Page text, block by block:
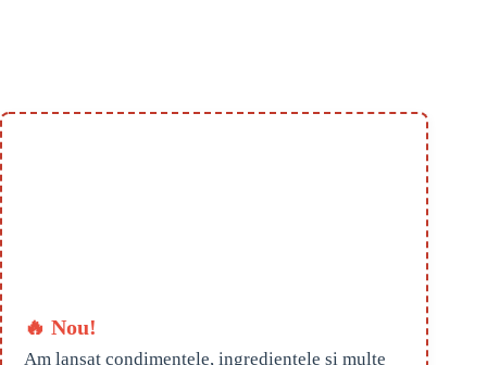
🔥 Nou!
Am lansat condimentele, ingredientele și multe